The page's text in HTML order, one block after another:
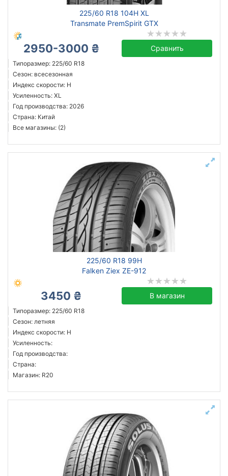
225/60 R18 104H XL
Transmate PremSpirit GTX
2950-3000 ₴ Сравнить
Типоразмер: 225/60 R18
Сезон: всесезонная
Индекс скорости: H
Усиленность: XL
Год производства: 2026
Страна: Китай
Все магазины: (2)
225/60 R18 99H
Falken Ziex ZE-912
3450 ₴ В магазин
Типоразмер: 225/60 R18
Сезон: летняя
Индекс скорости: H
Усиленность:
Год производства:
Страна:
Магазин: R20